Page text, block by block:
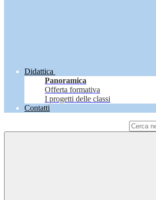
Didattica
Panoramica
Offerta formativa
I progetti delle classi
Contatti